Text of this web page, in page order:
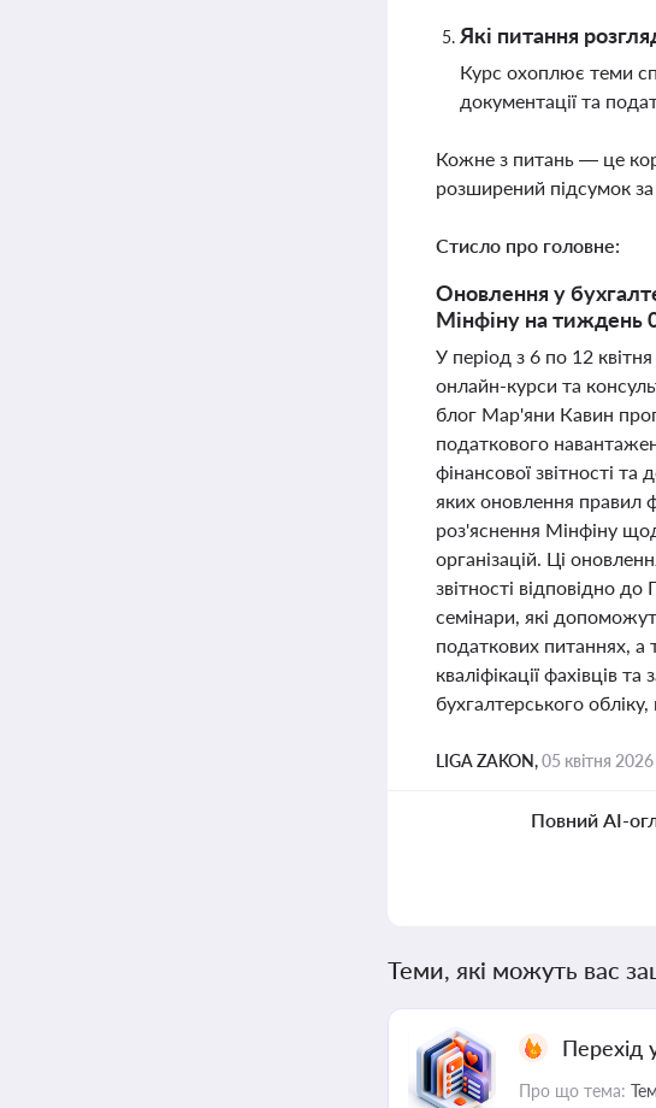
Які питання
Курс охоплює теми
документації та
Кожне з питань — це
розширений підсумок
Стисло про головне:
Оновлення у
Мінфіну на тиждень
У період з 6 по 12
онлайн-курси та
блог Мар'яни Кавин
податкового
фінансової звітності
яких оновлення правил
роз'яснення Мінфіну
організацій. Ці
звітності відповідно
семінари, які
податкових питаннях, а
кваліфікації фахівців
бухгалтерського
LIGA ZAKON,05 квітня 2026
Повний AI-
Теми, які можуть вас
Перехід
Про що тема: